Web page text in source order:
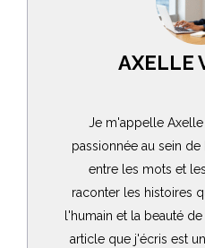
AXELLE
Je m'appelle
passionnée au sein de
entre les mots et
raconter les histoires
l'humain et la beauté
article que j'écris est